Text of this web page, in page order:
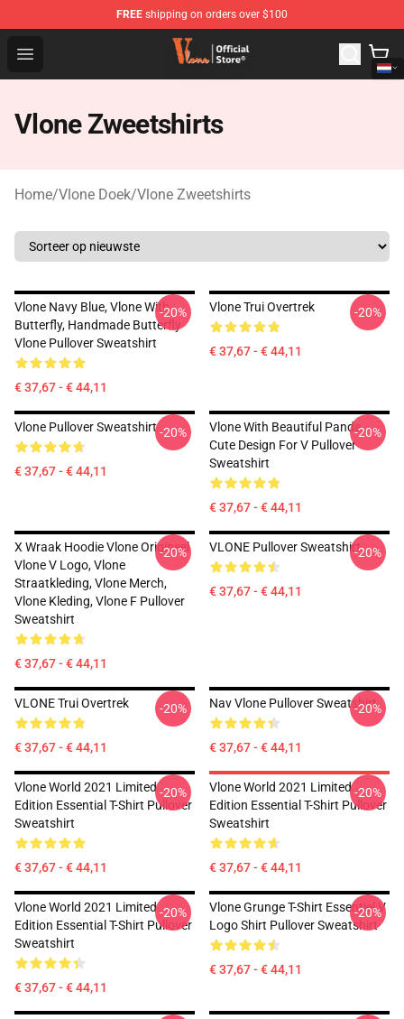
FREE shipping on orders over $100
Open menu
Vlone Shop - Official Vlone Merchandise Store
Vlone Zweetshirts
Home/Vlone Doek/Vlone Zweetshirts
Vlone Navy Blue, Vlone With
Butterfly, Handmade Butterfly
Vlone Pullover Sweatshirt
€ 37,67 - € 44,11
-20% Vlone Trui Overtrek
€ 37,67 - € 44,11
-20%
Vlone Pullover Sweatshirt
€ 37,67 - € 44,11
-20%
Vlone With Beautiful Panda ,
Cute Design For V Pullover
Sweatshirt
€ 37,67 - € 44,11
-20%
X Wraak Hoodie Vlone Origineel
Vlone V Logo, Vlone
Straatkleding, Vlone Merch,
Vlone Kleding, Vlone F Pullover
Sweatshirt
€ 37,67 - € 44,11
-20% VLONE Pullover Sweatshirt
€ 37,67 - € 44,11
-20%
VLONE Trui Overtrek
€ 37,67 - € 44,11
-20% Nav Vlone Pullover Sweatshirt
€ 37,67 - € 44,11
-20%
Vlone World 2021 Limited
Edition Essential T-Shirt Pullover
Sweatshirt
€ 37,67 - € 44,11
-20%
Vlone World 2021 Limited
Edition Essential T-Shirt Pullover
Sweatshirt
€ 37,67 - € 44,11
-20%
Vlone World 2021 Limited
Edition Essential T-Shirt Pullover
Sweatshirt
€ 37,67 - € 44,11
-20%
Vlone Grunge T-Shirt Essentiel V
Logo Shirt Pullover Sweatshirt
€ 37,67 - € 44,11
-20%